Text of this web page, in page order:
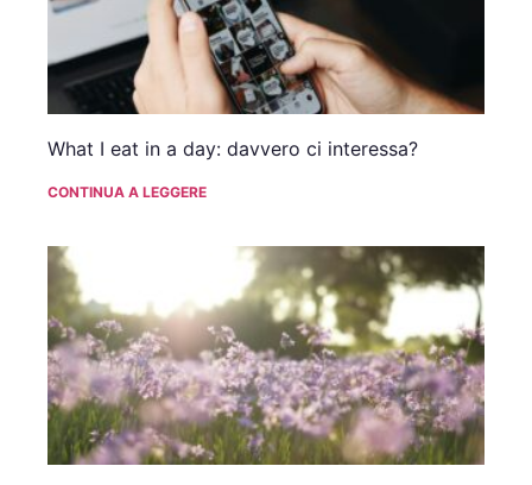
What I eat in a day: davvero ci interessa?
CONTINUA A LEGGERE